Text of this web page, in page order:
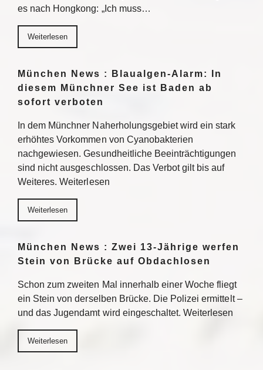
es nach Hongkong: „Ich muss…
Weiterlesen
München News : Blaualgen-Alarm: In
diesem Münchner See ist Baden ab
sofort verboten
In dem Münchner Naherholungsgebiet wird ein stark
erhöhtes Vorkommen von Cyanobakterien
nachgewiesen. Gesundheitliche Beeinträchtigungen
sind nicht ausgeschlossen. Das Verbot gilt bis auf
Weiteres. Weiterlesen
Weiterlesen
München News : Zwei 13-Jährige werfen
Stein von Brücke auf Obdachlosen
Schon zum zweiten Mal innerhalb einer Woche fliegt
ein Stein von derselben Brücke. Die Polizei ermittelt –
und das Jugendamt wird eingeschaltet. Weiterlesen
Weiterlesen